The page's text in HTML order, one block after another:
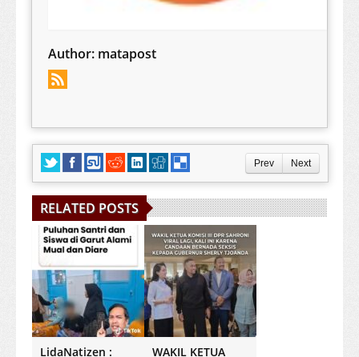
Author: matapost
Prev Next
RELATED POSTS
LidaNatizen :
WAKIL KETUA